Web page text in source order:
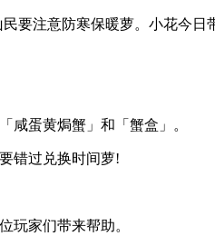
要注意防寒保暖萝。小花今日
咸蛋黄焗蟹」和「蟹盒」。
错过兑换时间萝!
玩家们带来帮助。